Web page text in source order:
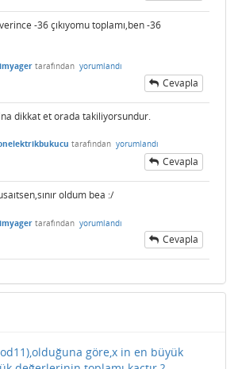
-36 çıkıyomu toplamı,ben -36
tarafından yorumlandı
Cevapla
dikkat et orada takiliyorsundur.
tarafından yorumlandı
Cevapla
oldum bea :/
tarafından yorumlandı
Cevapla
göre,x in en büyük